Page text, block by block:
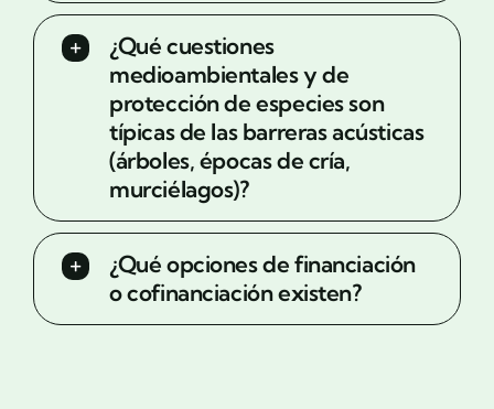
¿Qué cuestiones
medioambientales y de
protección de especies son
típicas de las barreras acústicas
(árboles, épocas de cría,
murciélagos)?
¿Qué opciones de financiación
o cofinanciación existen?